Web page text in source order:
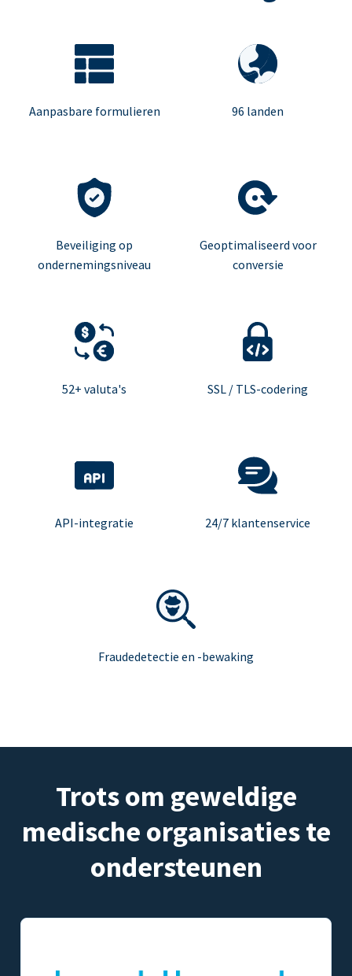
Aanpasbare formulieren 96 landen
Beveiliging op
ondernemingsniveau
Geoptimaliseerd voor
conversie
52+ valuta's SSL / TLS-codering
API-integratie 24/7 klantenservice
Fraudedetectie en -bewaking
Trots om geweldige
medische organisaties te
ondersteunen